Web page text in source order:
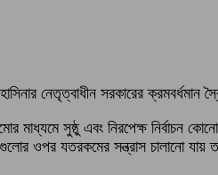
নেতৃত্বাধীন সরকারের
মাধ্যমে সুষ্ঠু এবং নিরপেক্ষ
ওপর যতরকমের সন্ত্রাস চালানো